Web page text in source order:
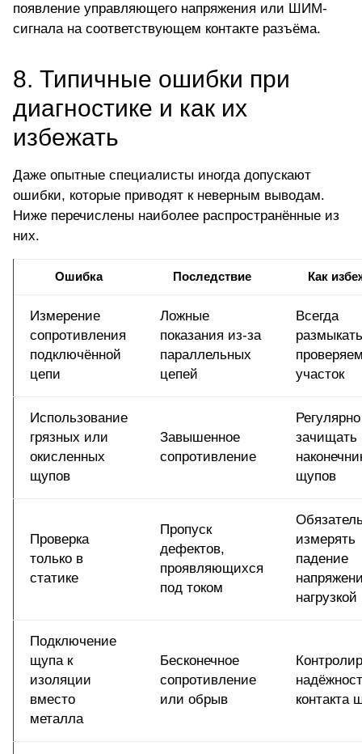
появление управляющего напряжения или ШИМ-
сигнала на соответствующем контакте разъёма.
8. Типичные ошибки при
диагностике и как их
избежать
Даже опытные специалисты иногда допускают
ошибки, которые приводят к неверным выводам.
Ниже перечислены наиболее распространённые из
них.
Ошибка Последствие Как
Измерение
сопротивления
подключённой
цепи
Ложные
показания из-за
параллельных
цепей
Всегда
размыкать
участок
Использование
грязных или
окисленных
щупов
Завышенное
сопротивление
Регулярно
зачищать
щупов
Проверка
только в
статике
Пропуск
дефектов,
проявляющихся
под током
измерять
падение
нагрузкой
Подключение
щупа к
изоляции
вместо
металла
Бесконечное
сопротивление
или обрыв
контакта